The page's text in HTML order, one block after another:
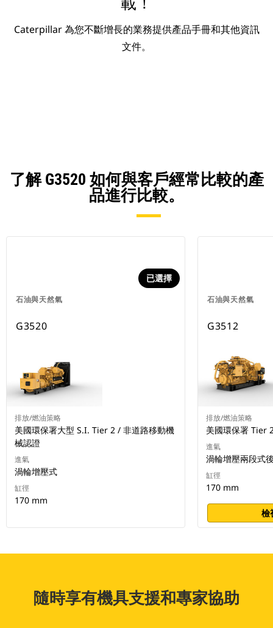
Caterpillar 為您不斷增長的業務提供產品手冊和其他資訊
文件。
了解 G3520 如何與客戶經常比較的產
品進行比較。
石油與天然氣
已選擇
G3520
排放/燃油策略
美國環保署大型 S.I. Tier 2 / 非道路移動機
械認證
進氣
渦輪增壓式
缸徑
170 mm
石油與天然氣
G3512
排放/燃油策略
美國環保署 Tier
進氣
渦輪增壓兩段式
缸徑
170 mm
檢
隨時享有機具支援和專家協助